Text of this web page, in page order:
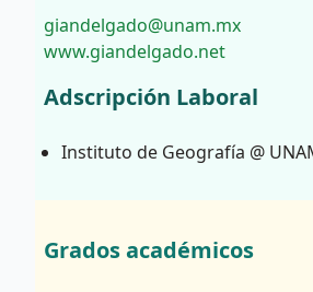
giandelgado@unam.mx
www.giandelgado.net
Adscripción Laboral
Instituto de Geografía @
Grados académicos